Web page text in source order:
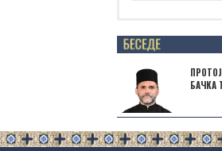
Posts not
БАЧКА